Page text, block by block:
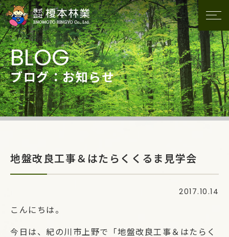
ブログ：お知らせ
地盤改良工事＆はたらくくるま見学会
2017.10.14
こんにちは。
今日は、紀の川市上野で「地盤改良工事＆はたらく